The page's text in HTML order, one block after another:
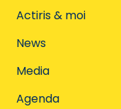
Actiris & moi
News
Media
Agenda